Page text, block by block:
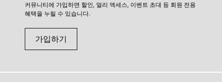
커뮤니티에 가입하면 할인, 얼리 액세스, 이벤트 초대 등 회원 전용
혜택을 누릴 수 있습니다.
가입하기